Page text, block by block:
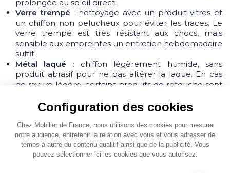
Configuration des cookies
Chez Mobilier de France, nous utilisons des cookies pour mesurer
notre audience, entretenir la relation avec vous et vous adresser de
temps à autre du contenu qualitif ainsi que de la publicité. Vous
pouvez sélectionner ici les cookies que vous autorisez.
prolongée au soleil direct.
Verre trempé : nettoyage avec un produit vitres et
un chiffon non pelucheux pour éviter les traces. Le
verre trempé est très résistant aux chocs, mais
sensible aux empreintes un entretien hebdomadaire
suffit.
Métal laqué : chiffon légèrement humide, sans
produit abrasif pour ne pas altérer la laque. En cas
de rayure légère, certains produits de retouche sont
La qualité de fabrication de nos tables basses :
assemblages soignés, matériaux sélectionnés garantit
unelongue durée de vie, bien au-delà des standards de
la grande distribution. Un argument de fond pour justifier